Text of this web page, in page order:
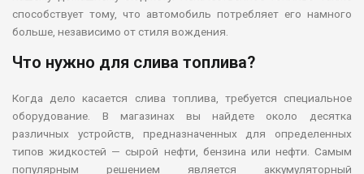
способствует тому, что автомобиль потребляет его намного
больше, независимо от стиля вождения.
Что нужно для слива топлива?
Когда дело касается слива топлива, требуется специальное
оборудование. В магазинах вы найдете около десятка
различных устройств, предназначенных для определенных
типов жидкостей — сырой нефти, бензина или нефти. Самым
популярным решением является аккумуляторный